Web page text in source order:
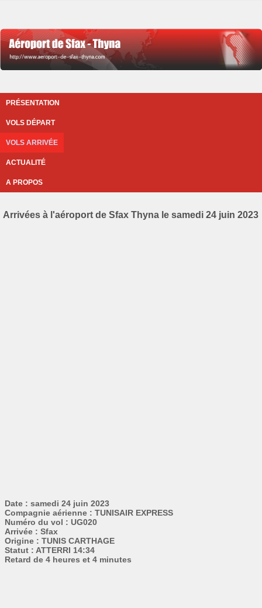
PRÉSENTATION
VOLS DÉPART
VOLS ARRIVÉE
ACTUALITÉ
A PROPOS
Arrivées à l'aéroport de Sfax Thyna le samedi 24 juin 2023
Date : samedi 24 juin 2023
Compagnie aérienne : TUNISAIR EXPRESS
Numéro du vol : UG020
Arrivée : Sfax
Origine : TUNIS CARTHAGE
Statut : ATTERRI 14:34
Retard de 4 heures et 4 minutes